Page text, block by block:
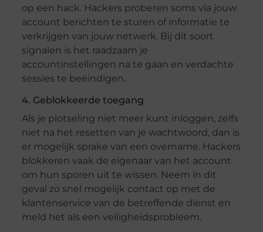
op een hack. Hackers proberen soms via jouw
account berichten te sturen of informatie te
verkrijgen van jouw netwerk. Bij dit soort
signalen is het raadzaam je
accountinstellingen na te gaan en verdachte
sessies te beëindigen.
4. Geblokkeerde toegang
Als je plotseling niet meer kunt inloggen, zelfs
niet na het resetten van je wachtwoord, dan is
er mogelijk sprake van een overname. Hackers
blokkeren vaak de eigenaar van het account
om hun sporen uit te wissen. Neem in dit
geval zo snel mogelijk contact op met de
klantenservice van de betreffende dienst en
meld het als een veiligheidsprobleem.